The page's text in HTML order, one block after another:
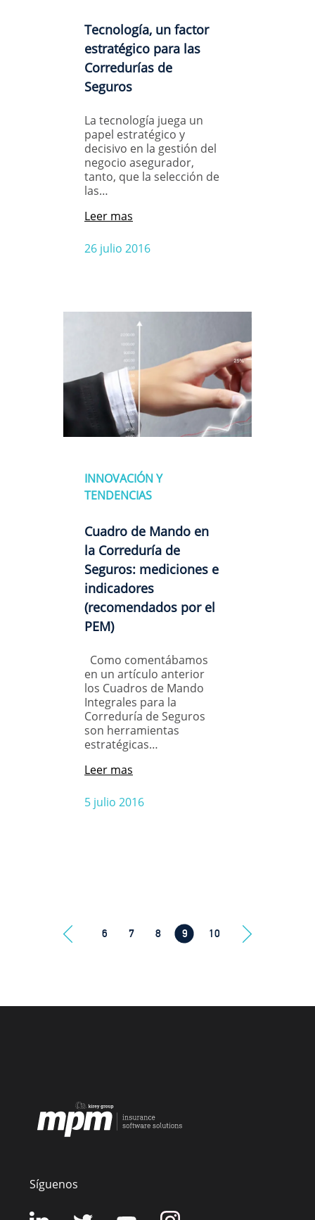
Tecnología, un factor
estratégico para las
Corredurías de
Seguros
La tecnología juega un
papel estratégico y
decisivo en la gestión del
negocio asegurador,
tanto, que la selección de
las…
26 julio 2016
Leer mas
INNOVACIÓN Y
TENDENCIAS
Cuadro de Mando en
la Correduría de
Seguros: mediciones e
indicadores
(recomendados por el
PEM)
Como comentábamos
en un artículo anterior
los Cuadros de Mando
Integrales para la
Correduría de Seguros
son herramientas
estratégicas…
5 julio 2016
Leer mas
6 7 8 9 10
Síguenos